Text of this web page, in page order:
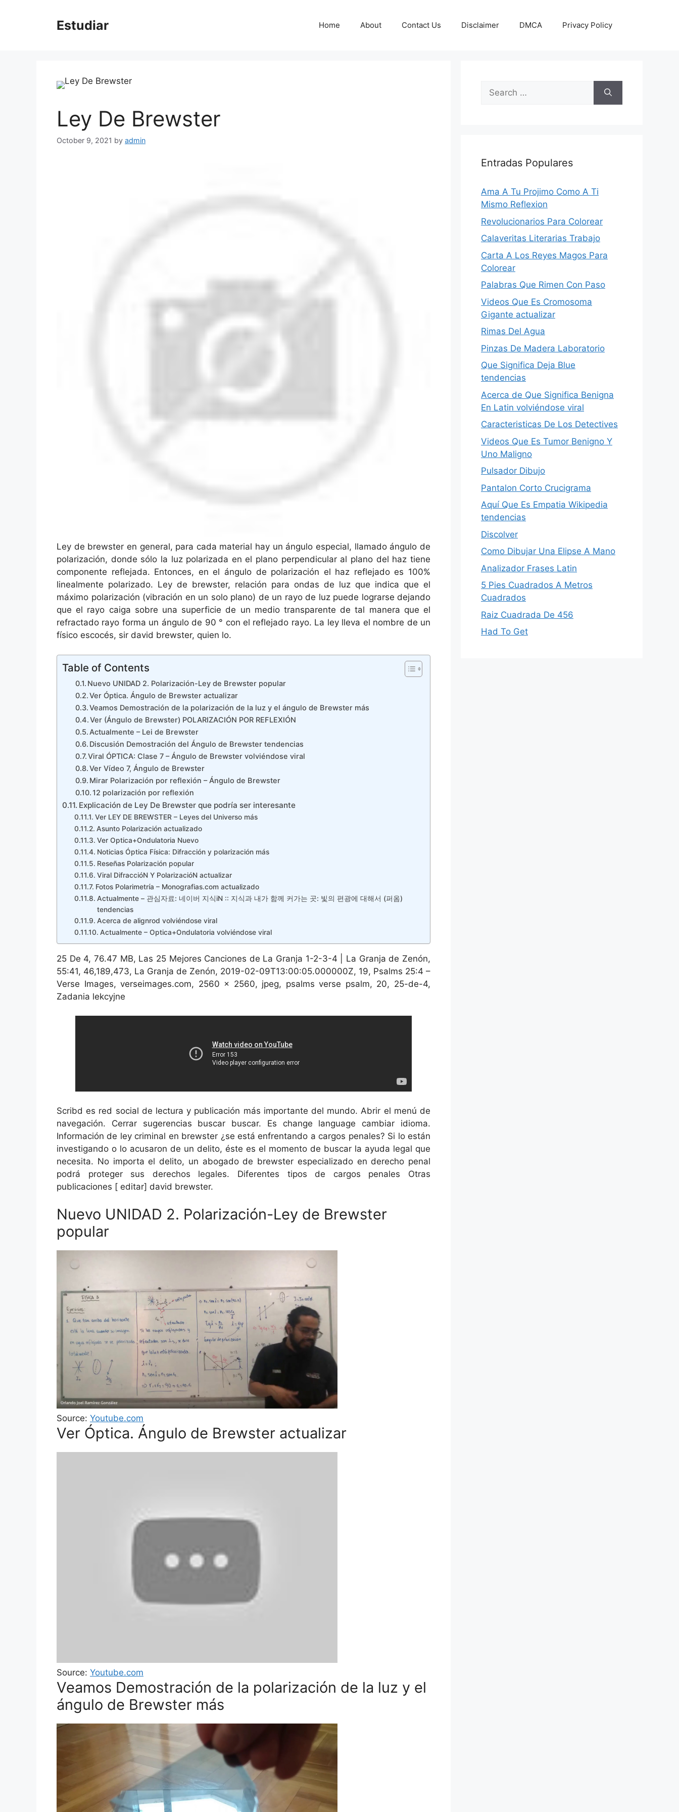
Estudiar Home About Contact Us Disclaimer DMCA Privacy Policy
Ley De Brewster
October 9, 2021 by admin
Ley de brewster en general, para cada material hay un ángulo especial, llamado ángulo de
polarización, donde sólo la luz polarizada en el plano perpendicular al plano del haz tiene
componente reflejada. Entonces, en el ángulo de polarización el haz reflejado es 100%
linealmente polarizado. Ley de brewster, relación para ondas de luz que indica que el
máximo polarización (vibración en un solo plano) de un rayo de luz puede lograrse dejando
que el rayo caiga sobre una superficie de un medio transparente de tal manera que el
refractado rayo forma un ángulo de 90 ° con el reflejado rayo. La ley lleva el nombre de un
físico escocés, sir david brewster, quien lo.
Table of Contents
Nuevo UNIDAD 2. Polarización-Ley de Brewster popular
Ver Óptica. Ángulo de Brewster actualizar
Veamos Demostración de la polarización de la luz y el ángulo de Brewster más
Ver (Ángulo de Brewster) POLARIZACIÓN POR REFLEXIÓN
Actualmente – Lei de Brewster
Discusión Demostración del Ángulo de Brewster tendencias
Viral ÓPTICA: Clase 7 – Ángulo de Brewster volviéndose viral
Ver Vídeo 7, Ángulo de Brewster
Mirar Polarización por reflexión – Ángulo de Brewster
12 polarización por reflexión
Explicación de Ley De Brewster que podría ser interesante
Ver LEY DE BREWSTER – Leyes del Universo más
Asunto Polarización actualizado
Ver Optica+Ondulatoria Nuevo
Noticias Óptica Física: Difracción y polarización más
Reseñas Polarización popular
Viral DifraccióN Y PolarizacióN actualizar
Fotos Polarimetría – Monografias.com actualizado
Actualmente – 관심자료: 네이버 지식iN :: 지식과 내가 함께 커가는 곳: 빛의 편광에 대해서 (퍼옴)
tendencias
Acerca de alignrod volviéndose viral
Actualmente – Optica+Ondulatoria volviéndose viral
25 De 4, 76.47 MB, Las 25 Mejores Canciones de La Granja 1-2-3-4 | La Granja de Zenón,
55:41, 46,189,473, La Granja de Zenón, 2019-02-09T13:00:05.000000Z, 19, Psalms 25:4 –
Verse Images, verseimages.com, 2560 x 2560, jpeg, psalms verse psalm, 20, 25-de-4,
Zadania lekcyjne
Scribd es red social de lectura y publicación más importante del mundo. Abrir el menú de
navegación. Cerrar sugerencias buscar buscar. Es change language cambiar idioma.
Información de ley criminal en brewster ¿se está enfrentando a cargos penales? Si lo están
investigando o lo acusaron de un delito, éste es el momento de buscar la ayuda legal que
necesita. No importa el delito, un abogado de brewster especializado en derecho penal
podrá proteger sus derechos legales. Diferentes tipos de cargos penales Otras
publicaciones [ editar] david brewster.
Nuevo UNIDAD 2. Polarización-Ley de Brewster
popular
Source: Youtube.com
Ver Óptica. Ángulo de Brewster actualizar
Source: Youtube.com
Veamos Demostración de la polarización de la luz y el
ángulo de Brewster más
Search
for:
Entradas Populares
Ama A Tu Projimo Como A Ti
Mismo Reflexion
Revolucionarios Para Colorear
Calaveritas Literarias Trabajo
Carta A Los Reyes Magos Para
Colorear
Palabras Que Rimen Con Paso
Videos Que Es Cromosoma
Gigante actualizar
Rimas Del Agua
Pinzas De Madera Laboratorio
Que Significa Deja Blue
tendencias
Acerca de Que Significa Benigna
En Latin volviéndose viral
Caracteristicas De Los Detectives
Videos Que Es Tumor Benigno Y
Uno Maligno
Pulsador Dibujo
Pantalon Corto Crucigrama
Aquí Que Es Empatia Wikipedia
tendencias
Discolver
Como Dibujar Una Elipse A Mano
Analizador Frases Latin
5 Pies Cuadrados A Metros
Cuadrados
Raiz Cuadrada De 456
Had To Get